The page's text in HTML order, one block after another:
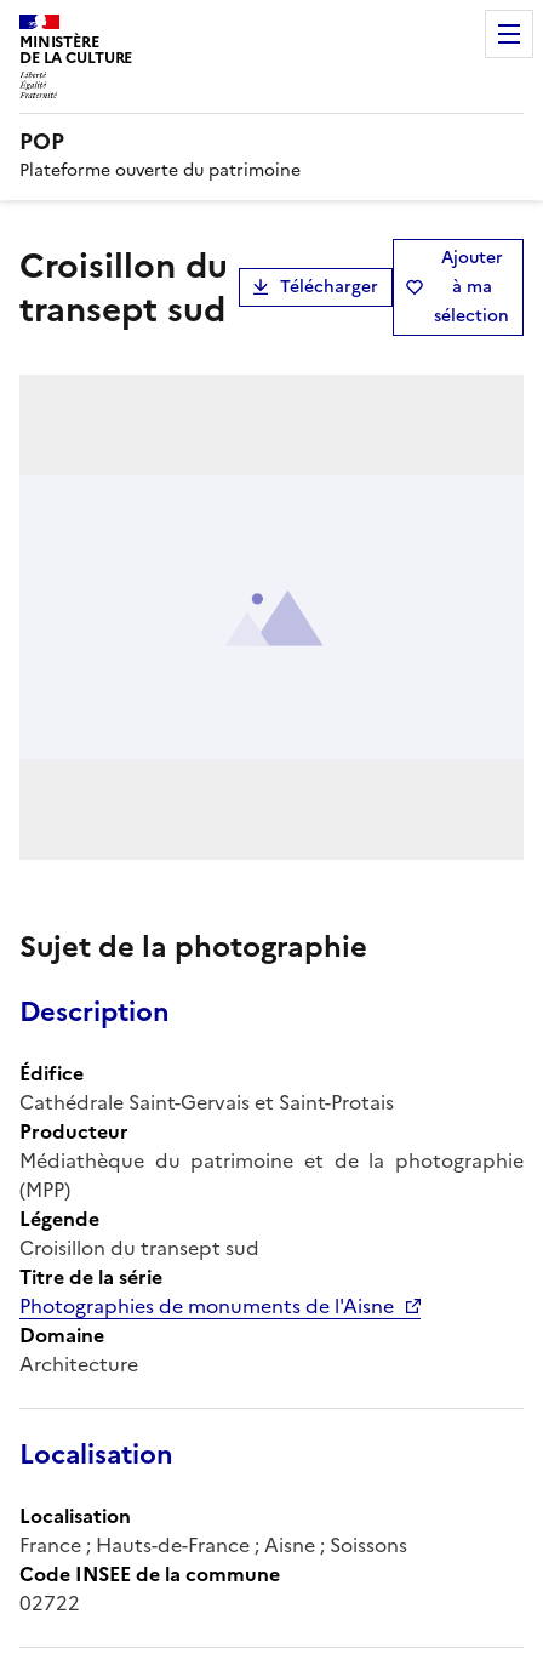
MINISTÈRE
DE LA CULTURE
POP
Plateforme ouverte du patrimoine
Croisillon du
transept sud
Télécharger
Ajouter
à ma
sélection
Sujet de la photographie
Description
Édifice
Cathédrale Saint-Gervais et Saint-Protais
Producteur
Médiathèque du patrimoine et de la photographie
(MPP)
Légende
Croisillon du transept sud
Titre de la série
Photographies de monuments de l'Aisne
Domaine
Architecture
Localisation
Localisation
France ; Hauts-de-France ; Aisne ; Soissons
Code INSEE de la commune
02722